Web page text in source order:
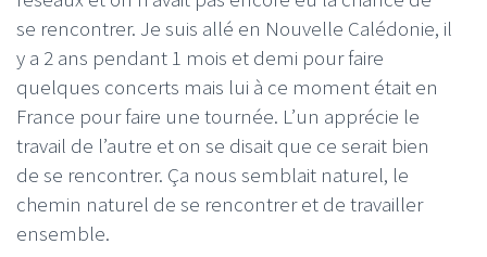
se rencontrer. Je suis allé en Nouvelle Calédonie, il
y a 2 ans pendant 1 mois et demi pour faire
quelques concerts mais lui à ce moment était en
France pour faire une tournée. L’un apprécie le
travail de l’autre et on se disait que ce serait bien
de se rencontrer. Ça nous semblait naturel, le
chemin naturel de se rencontrer et de travailler
ensemble.